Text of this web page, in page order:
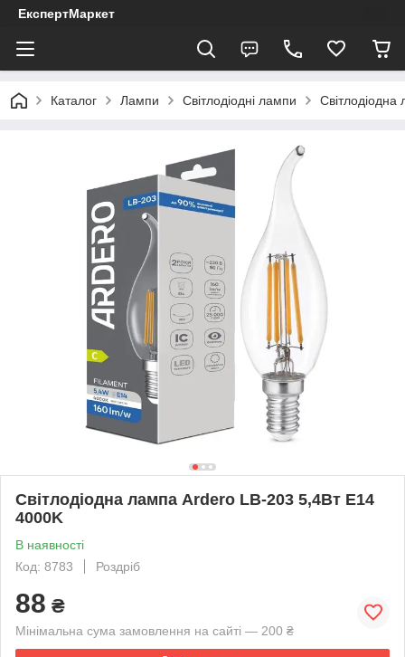
ЕкспертМаркет
Каталог Лампи Світлодіодні лампи
Світлодіодна лампа Ardero LB-203 5,4Вт E14
4000K
В наявності
Код: 8783
Роздріб
88 ₴
Мінімальна сума замовлення на сайті — 200 ₴